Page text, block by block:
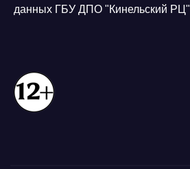
данных ГБУ ДПО "Кинельский РЦ"